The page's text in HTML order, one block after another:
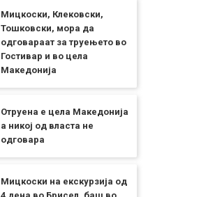
Мицкоски, Клековски,
Тошковски, мора да
одговараат за труењето во
Гостивар и во цела
Македонија
Отруена е цела Македонија
а никој од власта не
одговара
Мицкоски на екскурзија од